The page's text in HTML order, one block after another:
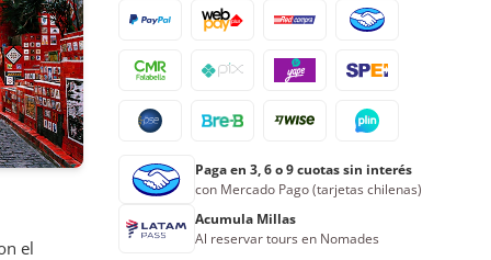
el
Paga en 3, 6 o 9 cuotas sin interés
con Mercado Pago (tarjetas chilenas)
Acumula Millas
Al reservar tours en Nomades
17 19 20 21 22
24 26 27 28 29
31 2 3 4 5
Reserva ahora